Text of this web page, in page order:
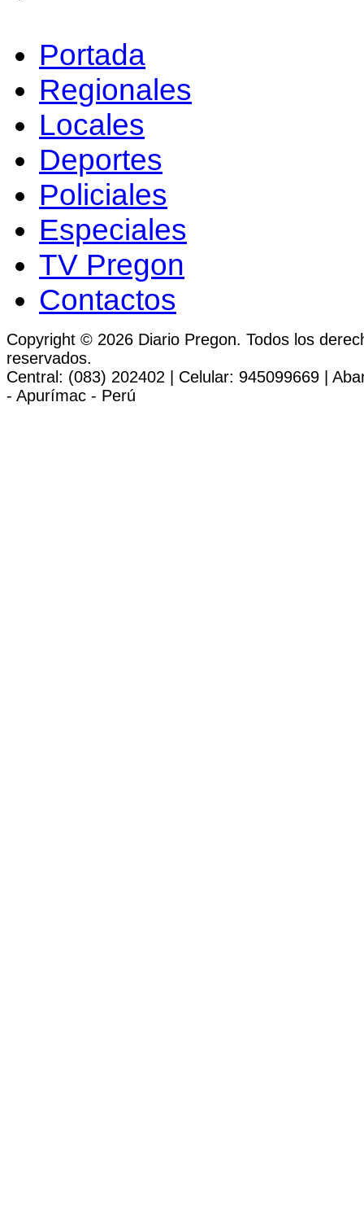
Portada
Regionales
Locales
Deportes
Policiales
Especiales
TV Pregon
Contactos
Copyright © 2026 Diario Pregon. Todos los
reservados.
Central: (083) 202402 | Celular: 945099669 |
- Apurímac - Perú